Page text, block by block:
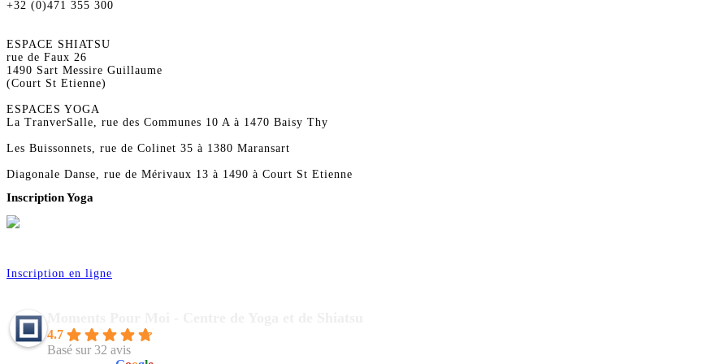
+32 (0)471 355 300
ESPACE SHIATSU
rue de Faux 26
1490 Sart Messire Guillaume
(Court St Etienne)
ESPACES YOGA
La TranverSalle, rue des Communes 10 A à 1470 Baisy Thy
Les Buissonnets, rue de Colinet 35 à 1380 Maransart
Diagonale Danse, rue de Mérivaux 13 à 1490 à Court St Etienne
Inscription Yoga
Inscription en ligne
4.7
Basé sur 32 avis